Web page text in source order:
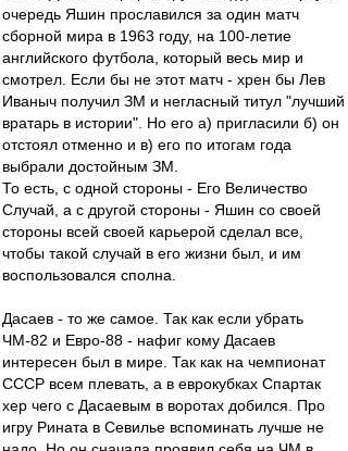
очередь Яшин прославился за один матч
сборной мира в 1963 году, на 100-летие
английского футбола, который весь мир и
смотрел. Если бы не этот матч - хрен бы Лев
Иваныч получил ЗМ и негласный титул "лучший
вратарь в истории". Но его а) пригласили б) он
отстоял отменно и в) его по итогам года
выбрали достойным ЗМ.
То есть, с одной стороны - Его Величество
Случай, а с другой стороны - Яшин со своей
стороны всей своей карьерой сделал все,
чтобы такой случай в его жизни был, и им
воспользовался сполна.
Дасаев - то же самое. Так как если убрать
ЧМ-82 и Евро-88 - нафиг кому Дасаев
интересен был в мире. Так как на чемпионат
СССР всем плевать, а в еврокубках Спартак
хер чего с Дасаевым в воротах добился. Про
игру Рината в Севилье вспоминать лучше не